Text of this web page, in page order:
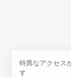
特異なアクセス
す